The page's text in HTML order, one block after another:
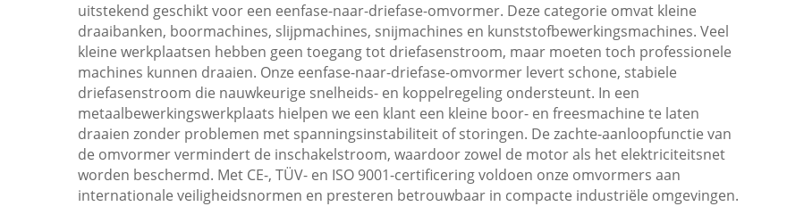
uitstekend geschikt voor een eenfase-naar-driefase-omvormer. Deze categorie omvat kleine
draaibanken, boormachines, slijpmachines, snijmachines en kunststofbewerkingsmachines. Veel
kleine werkplaatsen hebben geen toegang tot driefasenstroom, maar moeten toch professionele
machines kunnen draaien. Onze eenfase-naar-driefase-omvormer levert schone, stabiele
driefasenstroom die nauwkeurige snelheids- en koppelregeling ondersteunt. In een
metaalbewerkingswerkplaats hielpen we een klant een kleine boor- en freesmachine te laten
draaien zonder problemen met spanningsinstabiliteit of storingen. De zachte-aanloopfunctie van
de omvormer vermindert de inschakelstroom, waardoor zowel de motor als het elektriciteitsnet
worden beschermd. Met CE-, TÜV- en ISO 9001-certificering voldoen onze omvormers aan
internationale veiligheidsnormen en presteren betrouwbaar in compacte industriële omgevingen.